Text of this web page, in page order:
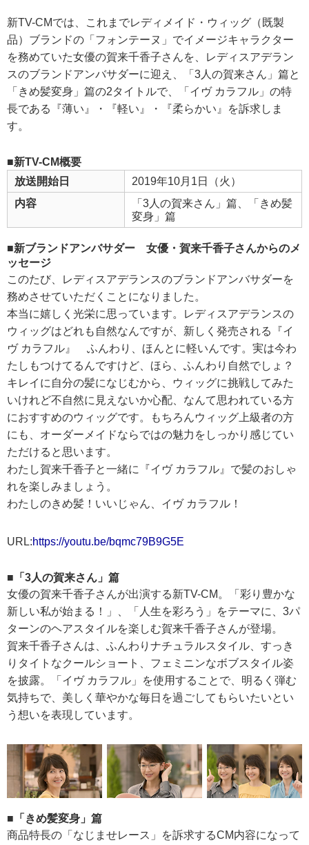
新TV-CMでは、これまでレディメイド・ウィッグ（既製
品）ブランドの「フォンテーヌ」でイメージキャラクター
を務めていた女優の賀来千香子さんを、レディスアデラン
スのブランドアンバサダーに迎え、「3人の賀来さん」篇と
「きめ髪変身」篇の2タイトルで、「イヴ カラフル」の特
長である『薄い』・『軽い』・『柔らかい』を訴求しま
す。
■新TV-CM概要
放送開始日
2019年10月1日（火）
内容
「3人の賀来さん」篇、「きめ髪
変身」篇
■新ブランドアンバサダー 女優・賀来千香子さんからのメ
ッセージ
このたび、レディスアデランスのブランドアンバサダーを
務めさせていただくことになりました。
本当に嬉しく光栄に思っています。レディスアデランスの
ウィッグはどれも自然なんですが、新しく発売される『イ
ヴ カラフル』 ふんわり、ほんとに軽いんです。実は今わ
たしもつけてるんですけど、ほら、ふんわり自然でしょ？
キレイに自分の髪になじむから、ウィッグに挑戦してみた
いけれど不自然に見えないか心配、なんて思われている方
におすすめのウィッグです。もちろんウィッグ上級者の方
にも、オーダーメイドならではの魅力をしっかり感じてい
ただけると思います。
わたし賀来千香子と一緒に『イヴ カラフル』で髪のおしゃ
れを楽しみましょう。
わたしのきめ髪！いいじゃん、イヴ カラフル！
URL:https://youtu.be/bqmc79B9G5E
■「3人の賀来さん」篇
女優の賀来千香子さんが出演する新TV-CM。「彩り豊かな
新しい私が始まる！」、「人生を彩ろう」をテーマに、3パ
ターンのヘアスタイルを楽しむ賀来千香子さんが登場。
賀来千香子さんは、ふんわりナチュラルスタイル、すっき
りタイトなクールショート、フェミニンなボブスタイル姿
を披露。「イヴ カラフル」を使用することで、明るく弾む
気持ちで、美しく華やかな毎日を過ごしてもらいたいとい
う想いを表現しています。
■「きめ髪変身」篇
商品特長の「なじませレース」を訴求するCM内容になって